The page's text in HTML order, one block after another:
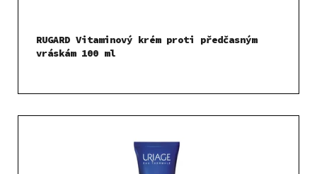
RUGARD Vitaminový krém proti předčasným
vráskám 100 ml